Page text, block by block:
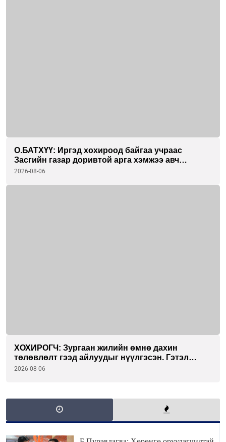
О.БАТХҮҮ: Иргэд хохироод байгаа учраас
Засгийн газар доривтой арга хэмжээ авч
ажиллана
2026-08-06
ХОХИРОГЧ: Зургаан жилийн өмнө дахин
төлөвлөлт гээд айлуудыг нүүлгэсэн. Гэтэл
одоог хүртэл хашаа байшин ч байхгүй, орон
2026-08-06